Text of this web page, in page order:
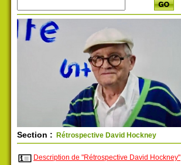
Section : Rétrospective David Hockney
Description de "Rétrospective David Hockney"